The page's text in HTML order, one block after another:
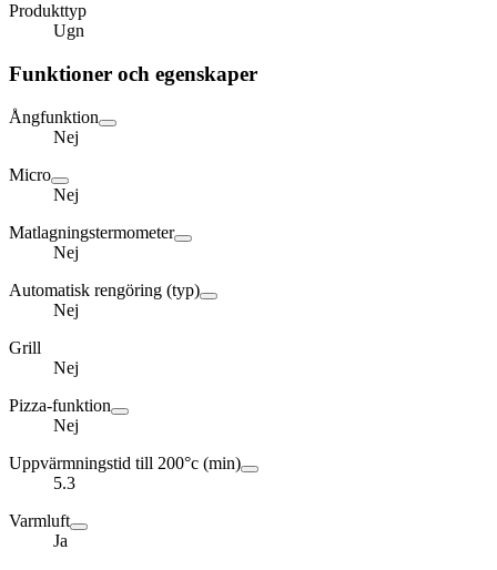
Produkttyp
Ugn
Funktioner och egenskaper
Ångfunktion
Nej
Micro
Nej
Matlagningstermometer
Nej
Automatisk rengöring (typ)
Nej
Grill
Nej
Pizza-funktion
Nej
Uppvärmningstid till 200°c (min)
5.3
Varmluft
Ja